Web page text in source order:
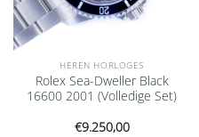
HEREN HORLOGES
Rolex Sea-Dweller Black
16600 2001 (Volledige Set)
€9.250,00